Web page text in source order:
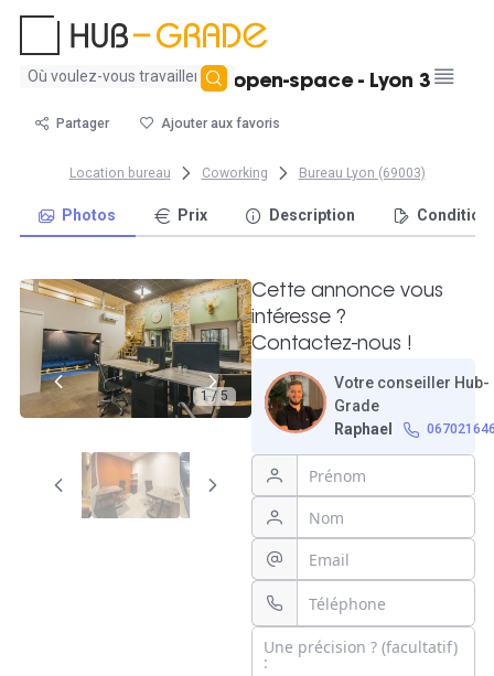
Aucun
trouvé
Bureau dédié en open-space - Lyon 3
Partager Ajouter aux favoris
Location bureau Coworking Bureau Lyon (69003)
Photos Prix Description
1 / 5
Cette annonce vous
intéresse ?
Contactez-nous !
Votre conseiller Hub-
Grade
Raphael